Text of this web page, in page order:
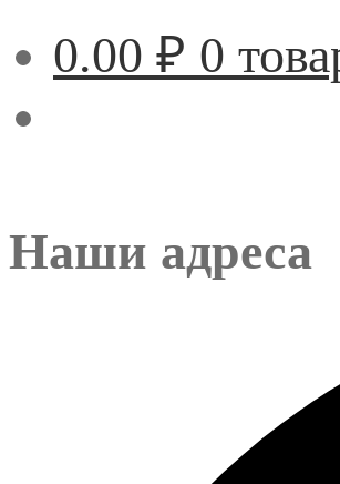
0.00 ₽ 0
Наши адреса